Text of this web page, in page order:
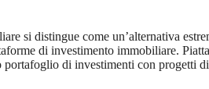
si distingue come un’alternativa
di investimento immobiliare.
di investimenti con progetti